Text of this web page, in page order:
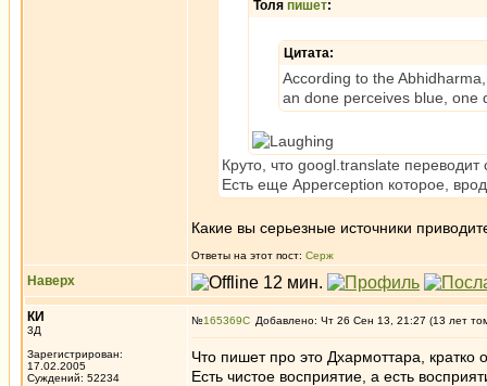
Толя пишет:
Цитата:
According to the
an done perceives blue, one
Круто, что googl.translate
Есть еще Apperception которое,
Какие вы серьезные источники
Ответы на этот пост: Серж
Наверх
КИ
3Д
Зарегистрирован:
17.02.2005
Суждений: 52234
№165369 Добавлено: Чт 26 Сен 13, 21:27 (13 лет
Что пишет про это Дхармоттара, кратко
Есть чистое восприятие, а есть